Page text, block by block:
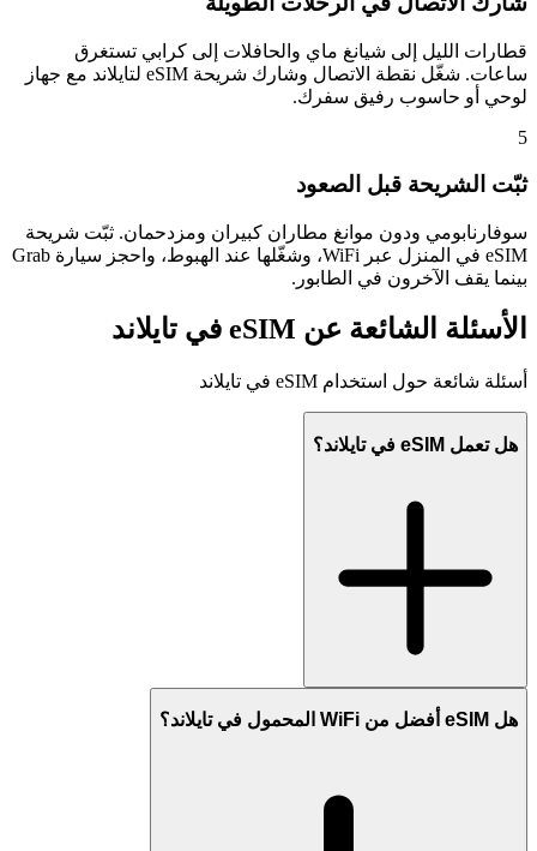
قطارات الليل إلى شيانغ ماي والحافلات إلى كرابي تستغرق
ساعات. شغّل نقطة الاتصال وشارك شريحة eSIM لتايلاند مع جهاز
لوحي أو حاسوب رفيق سفرك.
5
ثبّت الشريحة قبل الصعود
سوفارنابومي ودون موانغ مطاران كبيران ومزدحمان. ثبّت شريحة
eSIM في المنزل عبر WiFi، وشغّلها عند الهبوط، واحجز سيارة Grab
بينما يقف الآخرون في الطابور.
الأسئلة الشائعة عن eSIM في تايلاند
أسئلة شائعة حول استخدام eSIM في تايلاند
هل تعمل eSIM في تايلاند؟
هل eSIM أفضل من WiFi المحمول في تايلاند؟